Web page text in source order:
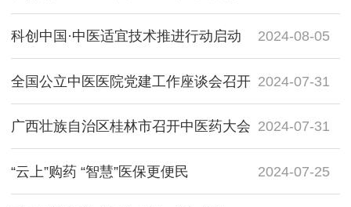
科创中国·中医适宜技术推进行动启动 2024-08-05
全国公立中医医院党建工作座谈会召开 2024-07-31
广西壮族自治区桂林市召开中医药大会 2024-07-31
“云上”购药 “智慧”医保更便民 2024-07-25